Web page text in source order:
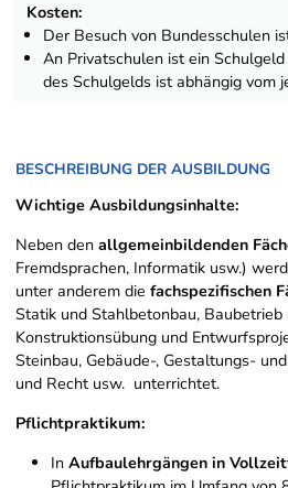
Kosten:
Der Besuch von Bundesschulen
An Privatschulen ist ein
des Schulgelds ist abhängig vom
BESCHREIBUNG DER AUSBILDUNG
Wichtige Ausbildungsinhalte:
Neben den allgemeinbildenden
Fremdsprachen, Informatik usw.)
unter anderem die fachspezifischen
Statik und Stahlbetonbau, Baubetrieb
Konstruktionsübung und
Steinbau, Gebäude-, Gestaltungs-
und Recht usw. unterrichtet.
Pflichtpraktikum:
In Aufbaulehrgängen in